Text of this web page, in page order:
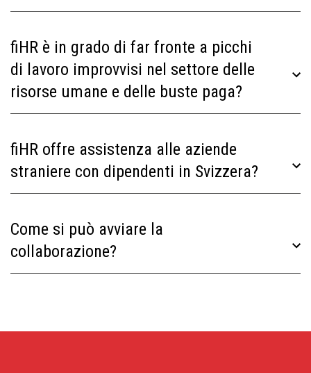
fiHR è in grado di far fronte a picchi
di lavoro improvvisi nel settore delle
risorse umane e delle buste paga?
fiHR offre assistenza alle aziende
straniere con dipendenti in Svizzera?
Come si può avviare la
collaborazione?